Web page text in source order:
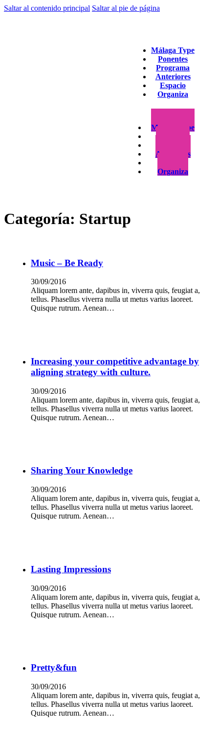
Saltar al contenido principal Saltar al pie de página
Málaga Type
Ponentes
Programa
Anteriores
Espacio
Organiza
Málaga Type
Anteriores
Organiza
Categoría: Startup
Music – Be Ready
30/09/2016
Aliquam lorem ante, dapibus in, viverra quis, feugiat a,
tellus. Phasellus viverra nulla ut metus varius laoreet.
Quisque rutrum. Aenean…
Increasing your competitive advantage by
aligning strategy with culture.
30/09/2016
Aliquam lorem ante, dapibus in, viverra quis, feugiat a,
tellus. Phasellus viverra nulla ut metus varius laoreet.
Quisque rutrum. Aenean…
Sharing Your Knowledge
30/09/2016
Aliquam lorem ante, dapibus in, viverra quis, feugiat a,
tellus. Phasellus viverra nulla ut metus varius laoreet.
Quisque rutrum. Aenean…
Lasting Impressions
30/09/2016
Aliquam lorem ante, dapibus in, viverra quis, feugiat a,
tellus. Phasellus viverra nulla ut metus varius laoreet.
Quisque rutrum. Aenean…
Pretty&fun
30/09/2016
Aliquam lorem ante, dapibus in, viverra quis, feugiat a,
tellus. Phasellus viverra nulla ut metus varius laoreet.
Quisque rutrum. Aenean…